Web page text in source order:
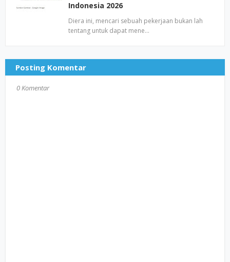
Indonesia 2026
Diera ini, mencari sebuah pekerjaan bukan lah
tentang untuk dapat mene…
Posting Komentar
0 Komentar